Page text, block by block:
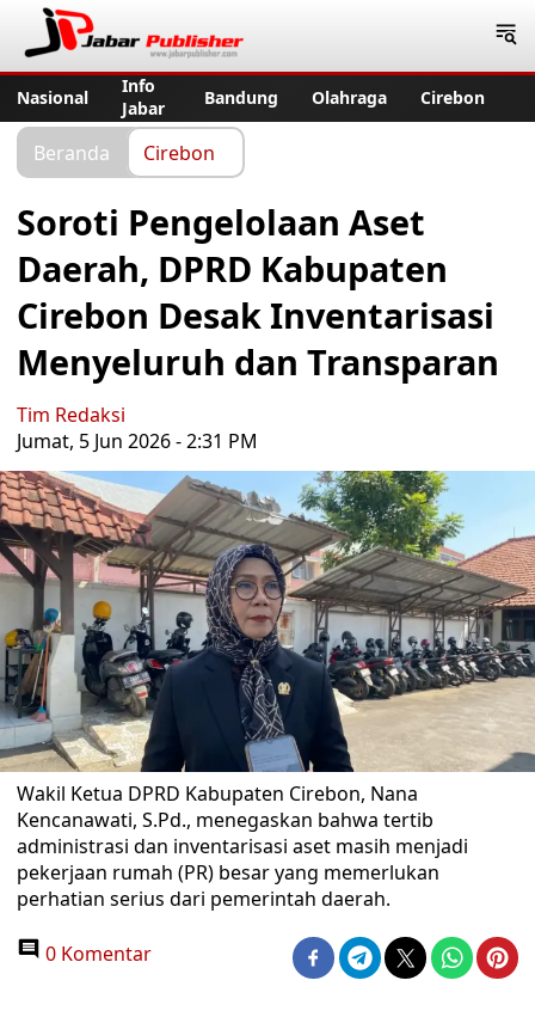
Nasional
Info
Jabar
Bandung Olahraga Cirebon
Beranda Cirebon
Soroti Pengelolaan Aset
Daerah, DPRD Kabupaten
Cirebon Desak Inventarisasi
Menyeluruh dan Transparan
Tim Redaksi
Jumat, 5 Jun 2026 - 2:31 PM
Wakil Ketua DPRD Kabupaten Cirebon, Nana
Kencanawati, S.Pd., menegaskan bahwa tertib
administrasi dan inventarisasi aset masih menjadi
pekerjaan rumah (PR) besar yang memerlukan
perhatian serius dari pemerintah daerah.
0 Komentar